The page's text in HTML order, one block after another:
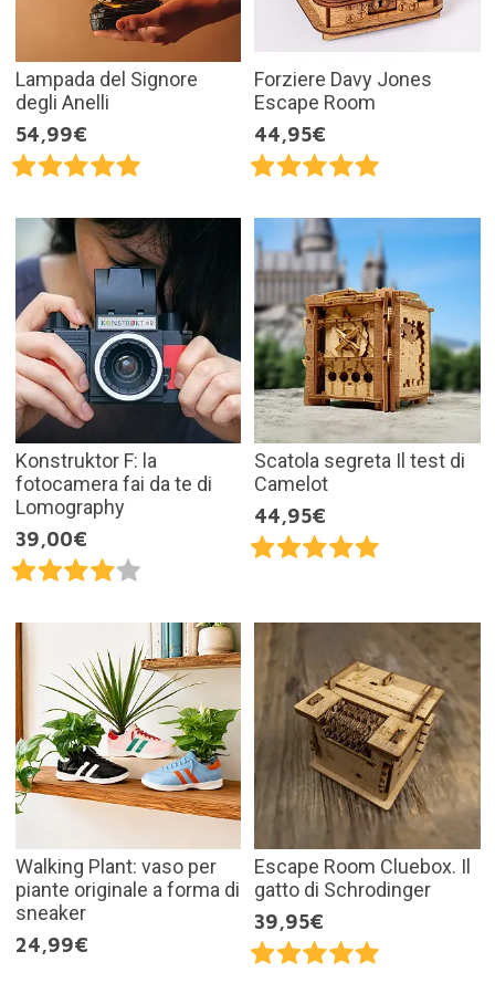
Lampada del Signore
degli Anelli
54,99€
Forziere Davy Jones
Escape Room
44,95€
Konstruktor F: la
fotocamera fai da te di
Lomography
39,00€
Scatola segreta Il test di
Camelot
44,95€
Walking Plant: vaso per
piante originale a forma di
sneaker
24,99€
Escape Room Cluebox. Il
gatto di Schrodinger
39,95€